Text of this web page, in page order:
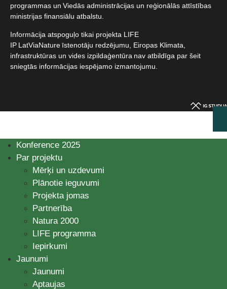
programmas un Viedās administrācijas un reģionālās attīstības
ministrijas finansiālu atbalstu.​
Informācija atspoguļo tikai projekta LIFE
IP LatViaNature īstenotāju redzējumu, Eiropas Klimata,
infrastruktūras un vides izpildaģentūra nav atbildīga par šeit
sniegtās informācijas iespējamo izmantojumu.​
Konference 2025
Par projektu
Mērķi un uzdevumi
Plānotie ieguvumi
Projekta jomas
Partnerība
Natura 2000
LIFE programma
Iepirkumi
Jaunumi
Jaunumi
Aptaujas